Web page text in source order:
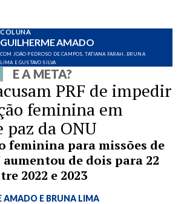
COLUNA
GUILHERME AMADO
COM JOÃO PEDROSO DE CAMPOS, TATIANA FARAH, BRUNA
LIMA E GUSTAVO SILVA
E A META?
PRF de impedir
feminina em
paz da ONU
feminina para missões de
aumentou de dois para 22
2022 e 2023
AMADO E BRUNA LIMA